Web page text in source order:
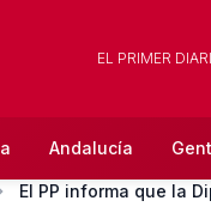
EL PRIMER
Andalucía
El PP informa que la